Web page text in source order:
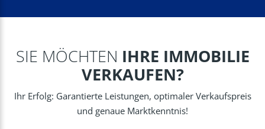
SIE MÖCHTEN IHRE IMMOBILIE
VERKAUFEN?
Ihr Erfolg: Garantierte Leistungen, optimaler Verkaufspreis
und genaue Marktkenntnis!